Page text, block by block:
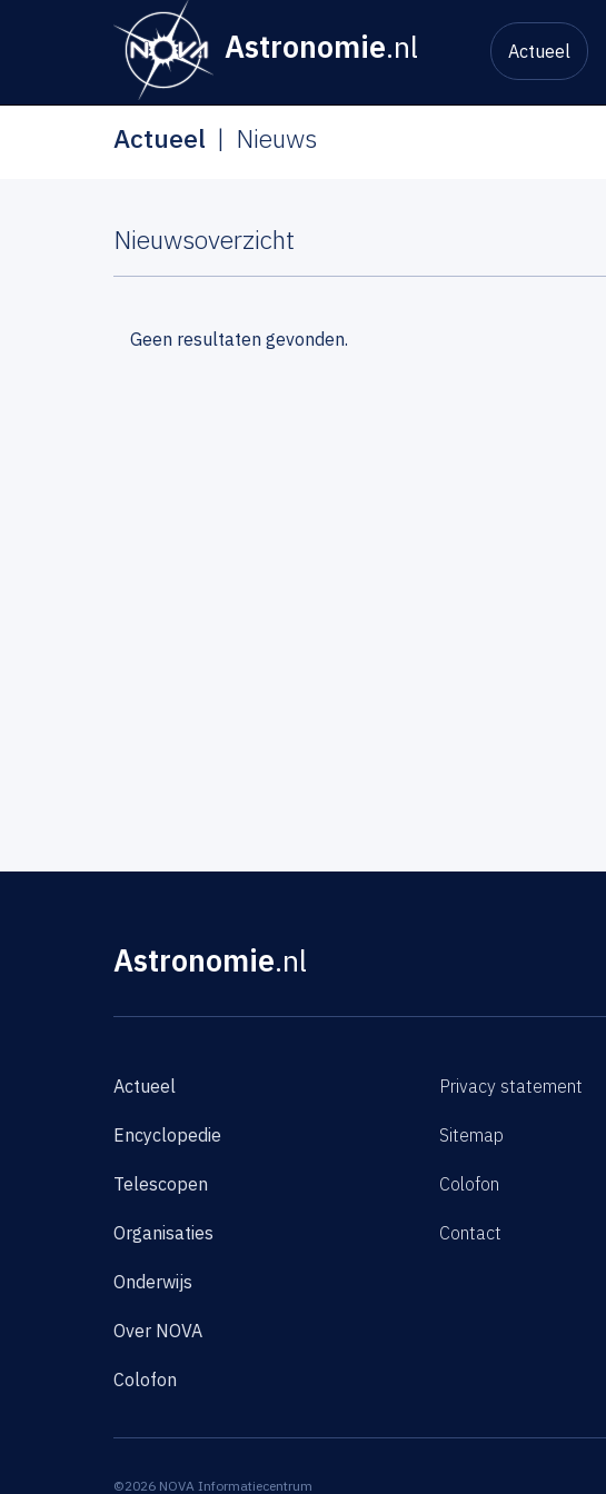
Astronomie.nl Actueel
Actueel Nieuws
Nieuwsoverzicht
Geen resultaten gevonden.
Astronomie.nl
Actueel
Encyclopedie
Telescopen
Organisaties
Onderwijs
Over NOVA
Colofon
Privacy statement
Sitemap
Colofon
Contact
©2026 NOVA Informatiecentrum